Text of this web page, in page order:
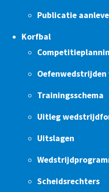
Publicatie
Korfbal
Oefenwedstrijden
Trainingsschema
Uitleg
Uitslagen
Scheidsrechters